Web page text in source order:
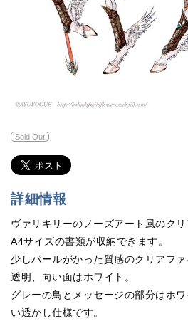
Sold Out
詳細情報
ヴァリキリーのノーズアート風のクリ
A4サイズの書類が収納できます。
少しパールがかった質感のクリアフ
透明、向い面はホワイト。
グレーの鳥とメッセージの部分はホ
い透かし仕様です。